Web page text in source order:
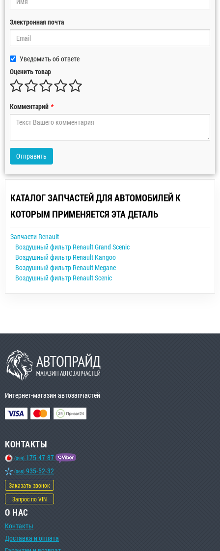
Электронная почта
Уведомить об ответе
Оценить товар
Комментарий *
Отправить
КАТАЛОГ ЗАПЧАСТЕЙ ДЛЯ АВТОМОБИЛЕЙ К
КОТОРЫМ ПРИМЕНЯЕТСЯ ЭТА ДЕТАЛЬ
Запчасти Renault
Воздушный фильтр Renault Grand Scenic
Воздушный фильтр Renault Kangoo
Воздушный фильтр Renault Megane
Воздушный фильтр Renault Scenic
Интернет-магазин автозапчастей
КОНТАКТЫ
(099) 175-47-87
(068) 935-52-32
Заказать звонок
Запрос по VIN
О НАС
Контакты
Доставка и оплата